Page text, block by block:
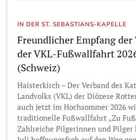
IN DER ST. SEBASTIANS-KAPELLE
Freundlicher Empfang
der VKL-Fußwallfahrt
(Schweiz)
Haisterkirch – Der Verband des
Landvolks (VKL) der Diözese
auch jetzt im Hochsommer 2026
traditionelle Fußwallfahrt „Zu
Zahlreiche Pilgerinnen und Pilger